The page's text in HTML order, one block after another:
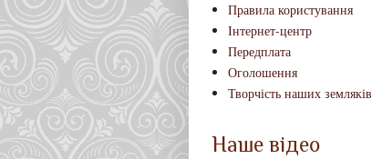
Правила користування
Інтернет-центр
Передплата
Оголошення
Творчість наших земляків
Наше відео